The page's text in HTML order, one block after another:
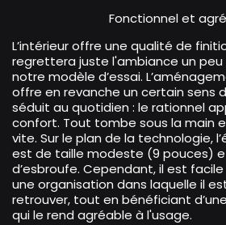
Fonctionnel et
L’intérieur offre une qualité de
regrettera juste l'ambiance un
notre modèle d’essai.
offre en revanche un certain sens
séduit au quotidien : le rationnel
confort. Tout tombe sous la main
vite. Sur le plan de la technologie,
est de taille modeste (9 pouces)
d’esbroufe. Cependant, il est
une organisation dans laquelle il
retrouver, tout en bénéficiant
qui le rend agréable à l'usage.